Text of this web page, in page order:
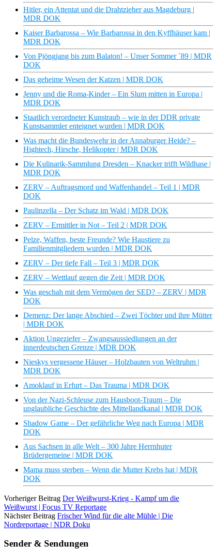
Hitler, ein Attentat und die Drahtzieher aus Magdeburg |
MDR DOK
Kaiser Barbarossa – Wie Barbarossa in den Kyffhäuser kam |
MDR DOK
Von Pjöngjang bis zum Balaton! – Unser Sommer ´89 | MDR
DOK
Das geheime Wesen der Katzen | MDR DOK
Jenny und die Roma-Kinder – Ein Slum mitten in Europa |
MDR DOK
Staatlich verordneter Kunstraub – wie in der DDR private
Kunstsammler enteignet wurden | MDR DOK
Was macht die Bundeswehr in der Annaburger Heide? –
Hightech, Hirsche, Helikopter | MDR DOK
Die Kulinarik-Sammlung Dresden – Knacker trifft Wildhase |
MDR DOK
ZERV – Auftragsmord und Waffenhandel – Teil 1 | MDR
DOK
Paulinzella – Der Schatz im Wald | MDR DOK
ZERV – Ermittler in Not – Teil 2 | MDR DOK
Pelze, Waffen, beste Freunde? Wie Haustiere zu
Familienmitgliedern wurden | MDR DOK
ZERV – Der tiefe Fall – Teil 3 | MDR DOK
ZERV – Wettlauf gegen die Zeit | MDR DOK
Was geschah mit dem Vermögen der SED? – ZERV | MDR
DOK
Demenz: Der lange Abschied – Zwei Töchter und ihre Mütter
| MDR DOK
Aktion Ungeziefer – Zwangsaussiedlungen an der
innerdeutschen Grenze | MDR DOK
Nieskys vergessene Häuser – Holzbauten von Weltruhm |
MDR DOK
Amoklauf in Erfurt – Das Trauma | MDR DOK
Von der Nazi-Schleuse zum Hausboot-Traum – Die
unglaubliche Geschichte des Mittellandkanal | MDR DOK
Shadow Game – Der gefährliche Weg nach Europa | MDR
DOK
Aus Sachsen in alle Welt – 300 Jahre Herrnhuter
Brüdergemeine | MDR DOK
Mama muss sterben – Wenn die Mutter Krebs hat | MDR
DOK
Vorheriger Beitrag Der Weißwurst-Krieg - Kampf um die
Weißwurst | Focus TV Reportage
Nächster Beitrag Frischer Wind für die alte Mühle | Die
Nordreportage | NDR Doku
Sender & Sendungen